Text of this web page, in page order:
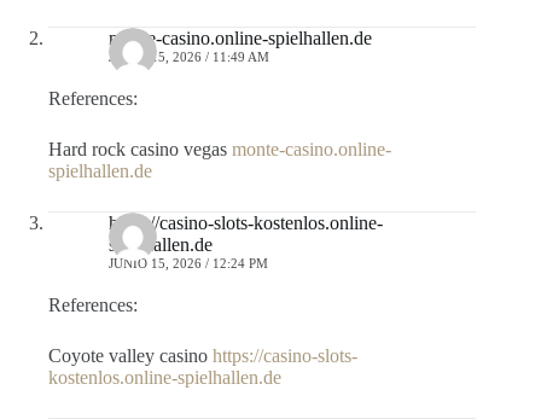
monte-casino.online-spielhallen.de
JUNIO 15, 2026 / 11:49 AM
References:
Hard rock casino vegas monte-casino.online-
spielhallen.de
https://casino-slots-kostenlos.online-
spielhallen.de
JUNIO 15, 2026 / 12:24 PM
References:
Coyote valley casino https://casino-slots-
kostenlos.online-spielhallen.de